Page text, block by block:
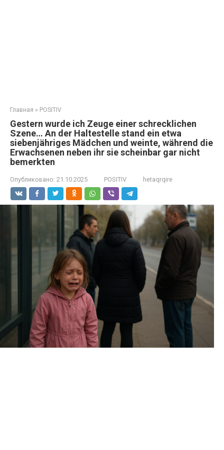
Главная » POSITIV
Gestern wurde ich Zeuge einer schrecklichen
Szene… An der Haltestelle stand ein etwa
siebenjähriges Mädchen und weinte, während die
Erwachsenen neben ihr sie scheinbar gar nicht
bemerkten
Опубликовано: 21.10.2025 POSITIV hetaqrqire